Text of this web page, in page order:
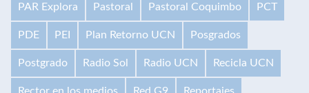
PAR Explora Pastoral Pastoral Coquimbo PCT
PDE PEI Plan Retorno UCN Posgrados
Postgrado Radio Sol Radio UCN Recicla UCN
Rector en los medios Red G9 Reportajes